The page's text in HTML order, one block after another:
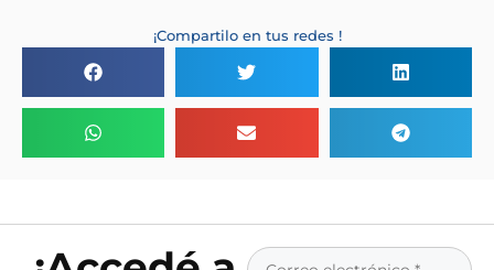
¡Compartilo en tus redes !